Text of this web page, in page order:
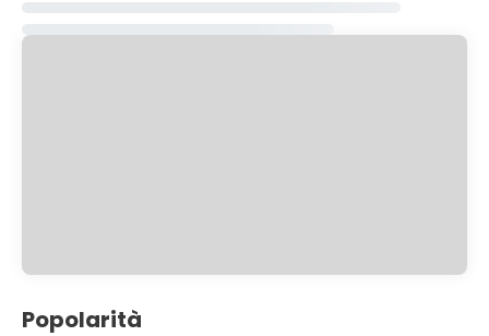
Popolarità